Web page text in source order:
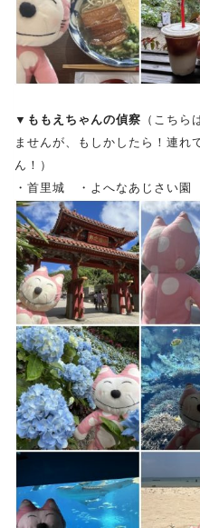
▼ももえちゃんの偵察 （こち
ませんが、もしかしたら！連れ
ん！）
・首里城 ・よへなあじさい